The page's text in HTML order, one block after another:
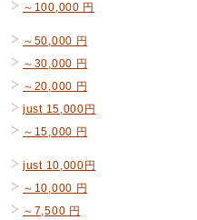
～100,000 円
～50,000 円
～30,000 円
～20,000 円
just 15,000円
～15,000 円
just 10,000円
～10,000 円
～7,500 円